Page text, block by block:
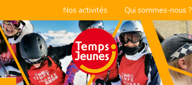
Nos activités Qui sommes-nous ?